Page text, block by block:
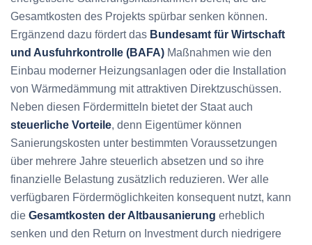
Gesamtkosten des Projekts spürbar senken können.
Ergänzend dazu fördert das Bundesamt für Wirtschaft
und Ausfuhrkontrolle (BAFA) Maßnahmen wie den
Einbau moderner Heizungsanlagen oder die Installation
von Wärmedämmung mit attraktiven Direktzuschüssen.
Neben diesen Fördermitteln bietet der Staat auch
steuerliche Vorteile, denn Eigentümer können
Sanierungskosten unter bestimmten Voraussetzungen
über mehrere Jahre steuerlich absetzen und so ihre
finanzielle Belastung zusätzlich reduzieren. Wer alle
verfügbaren Fördermöglichkeiten konsequent nutzt, kann
die Gesamtkosten der Altbausanierung erheblich
senken und den Return on Investment durch niedrigere